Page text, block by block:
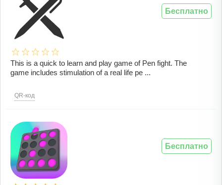
This is a quick to learn and play game of Pen fight. The
game includes stimulation of a real life pe ...
QR-код
Бесплатно
Бесплатно